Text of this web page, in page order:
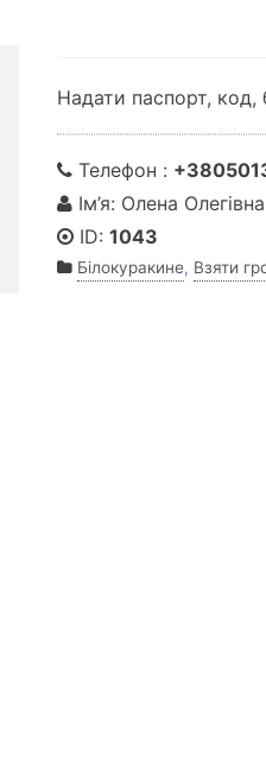
Надати паспорт, код,
Телефон :
Ім’я: Олена Олегівна
ID: 1043
Білокуракине, Взяти